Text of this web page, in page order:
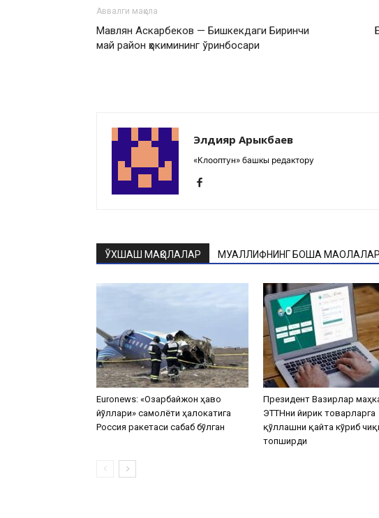
Аввалги мақола
Мавлян Аскарбеков — Бишкекдаги Биринчи
май район ҳокимининг ўринбосари
Элдияр Арыкбаев
«Клооптун» башкы редактору
ЎХШАШ МАҚОЛАЛАР МУАЛЛИФНИНГ БОШҚА
Euronews: «Озарбайжон ҳаво
йўллари» самолёти ҳалокатига
Россия ракетаcи сабаб бўлган
Президент Вазирлар
ЭТТНни йирик товарларга
қўллашни қайта кўриб
топширди